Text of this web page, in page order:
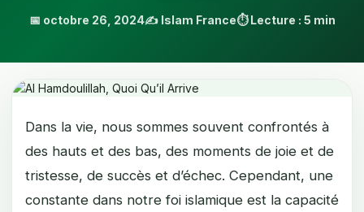
📅 octobre 26, 2024✍️ Islam France⏱️ Lecture : 5 min
Dans la vie, nous sommes souvent confrontés à
des hauts et des bas, des moments de joie et de
tristesse, de succès et d’échec. Cependant, une
constante dans notre foi islamique est la capacité